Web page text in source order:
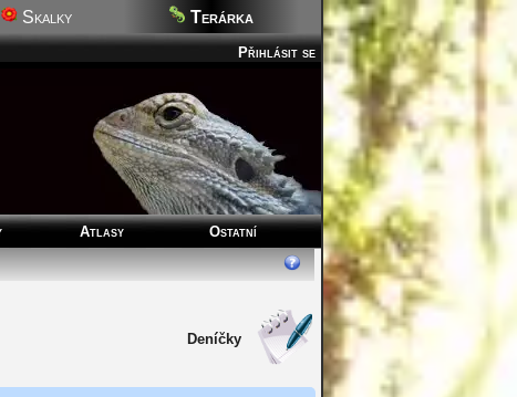
Skalky Terárka
Přihlásit se
Atlasy
Ostatní
Deníčky